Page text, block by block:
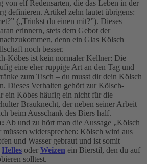
von elf Redensarten, die das Leben in der
definieren. Artikel zehn lautet übrigens:
(„Trinkst du einen mit?”). Dieses
erinnern, stets dem Gebot der
denn ein Glas Kölsch
noch besser.
Köbes ist kein normaler Kellner: Die
eine eher ruppige Art an den Tag und
zum Tisch – du musst dir dein Kölsch
Dieses Verhalten gehört zur Kölsch-
ein Köbes häufig ein nicht für die
Brauknecht, der neben seiner Arbeit
beim Ausschank des Biers half.
Ab und zu hört man die Aussage „Kölsch
widersprechen: Kölsch wird aus
und Wasser gebraut und ist somit
Helles oder Weizen ein Bierstil, den du auf
solltest.